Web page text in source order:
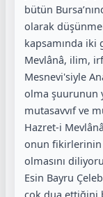
bütün
olarak
kapsamında iki
Mevlânâ, ilim,
Mesnevi'siyle
olma şuurunun
mutasavvıf ve
Hazret-i
onun fikirlerinin
olmasını
Esin Bayru
çok dua ettiğini